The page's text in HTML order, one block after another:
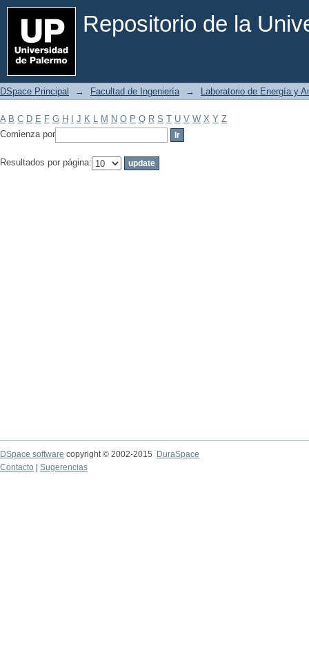
Repositorio de la
Filtrar por: Materia
DSpace Principal → Facultad de Ingeniería → Laboratorio de Energía y
A B C D E F G H J K L M N O P Q R S T U V W X Y Z
Comienza por
Resultados por página:
DSpace software copyright © 2002-2015
DuraSpace
Contacto
Sugerencias